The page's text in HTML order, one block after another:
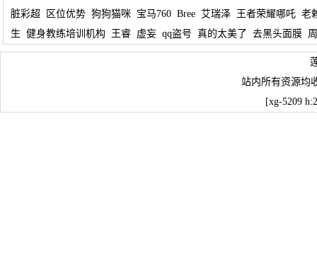
脏彩超
区位优势 狗狗猫咪 宝马760 Bree 艾瑞泽 王者荣耀哪吒 老
生 健身教练培训机构 王睿 虚妄 qq盗号 真的太美了 去黑头面膜
站内所有资源均
[xg-5209